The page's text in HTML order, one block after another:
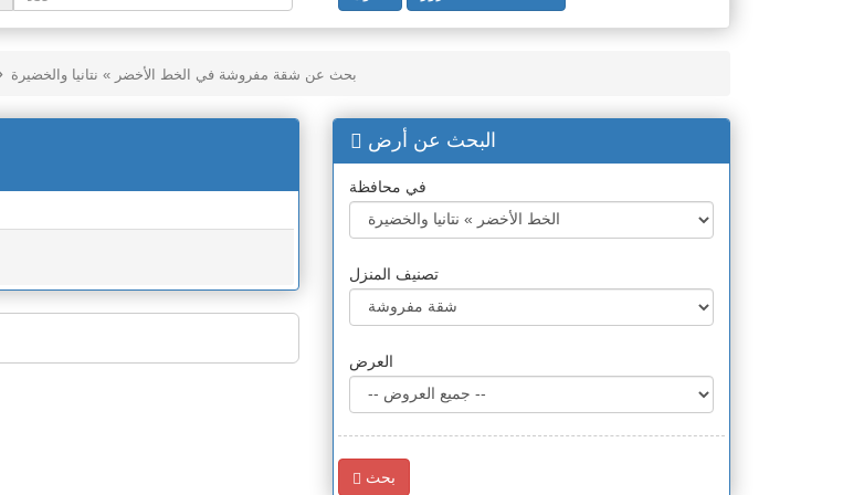
بحث عن شقة مفروشة في الخط الأخضر » نتانيا والخضيرة
البحث عن أرض
في محافظة
تصنيف المنزل
العرض
بحث